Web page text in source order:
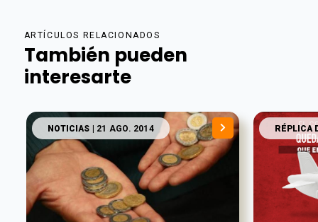
ARTÍCULOS RELACIONADOS
También pueden
interesarte
NOTICIAS | 21 AGO. 2014 RÉPLICA